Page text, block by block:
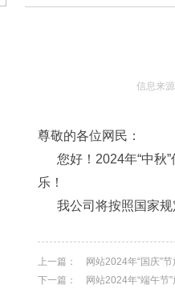
信息来
尊敬的各位网民：
您好！2024年“中秋”
乐！
我公司将按照国家规
上一篇：
网站2024年“国庆”
下一篇：
网站2024年“端午节